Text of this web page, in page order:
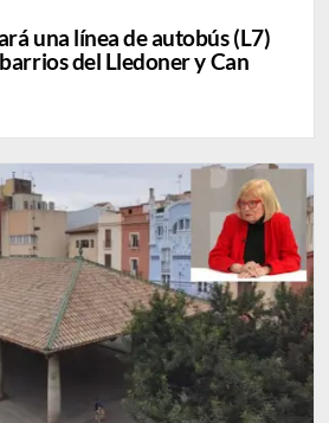
una línea de autobús (L7)
del Lledoner y Can